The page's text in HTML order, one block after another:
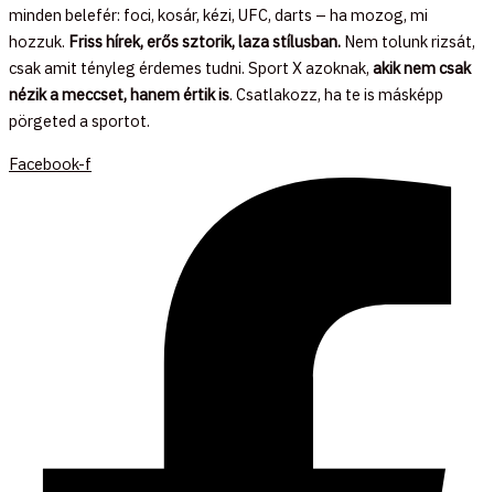
minden belefér: foci, kosár, kézi, UFC, darts – ha mozog, mi
hozzuk. Friss hírek, erős sztorik, laza stílusban. Nem tolunk rizsát,
csak amit tényleg érdemes tudni. Sport X azoknak, akik nem csak
nézik a meccset, hanem értik is. Csatlakozz, ha te is másképp
pörgeted a sportot.
Facebook-f